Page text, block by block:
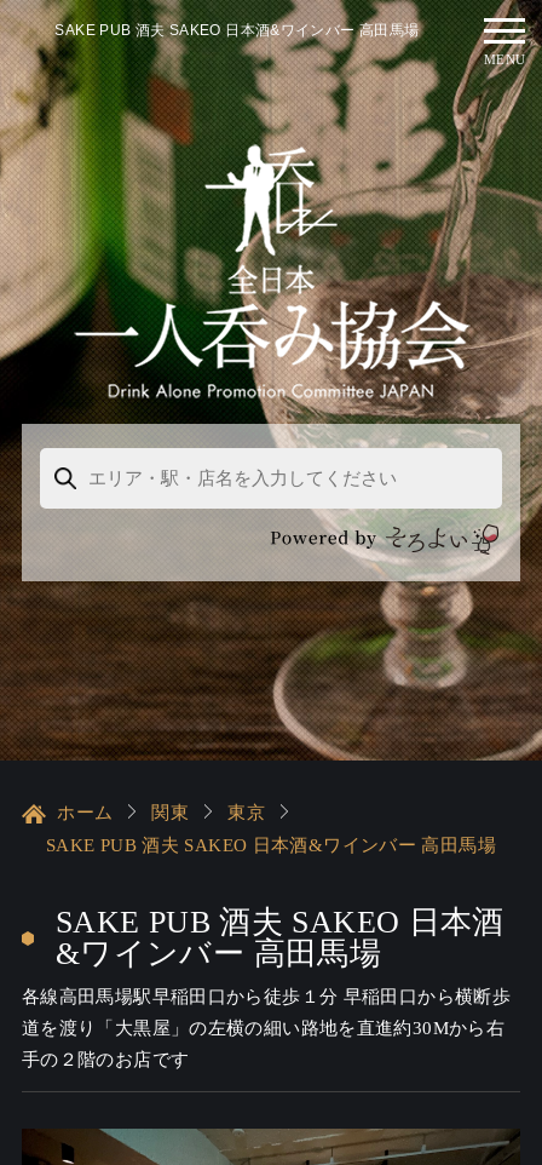
SAKE PUB 酒夫 SAKEO 日本酒&ワインバー 高田馬場
MENU
ホーム 関東
東京
SAKE PUB 酒夫 SAKEO 日本酒&ワインバー 高田馬場
SAKE PUB 酒夫 SAKEO 日本酒
&ワインバー 高田馬場
各線高田馬場駅早稲田口から徒歩１分 早稲田口から横断歩
道を渡り「大黒屋」の左横の細い路地を直進約30Mから右
手の２階のお店です